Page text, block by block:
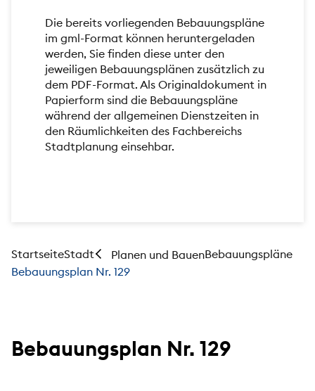
Die bereits vorliegenden Bebauungspläne
im gml-Format können heruntergeladen
werden, Sie finden diese unter den
jeweiligen Bebauungsplänen zusätzlich zu
dem PDF-Format. Als Originaldokument in
Papierform sind die Bebauungspläne
während der allgemeinen Dienstzeiten in
den Räumlichkeiten des Fachbereichs
Stadtplanung einsehbar.
StartseiteStadt Planen und BauenBebauungspläne
Bebauungsplan Nr. 129
Bebauungsplan Nr. 129